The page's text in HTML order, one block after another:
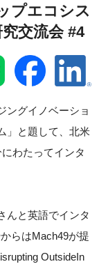
プエコシス
交流会 #4
ングイノベーショ
」と題して、北米
わたってインタ
んと英語でインタ
らはMach49が提
OutsideIn